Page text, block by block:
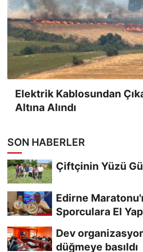
Elektrik Kablosundan
Altına Alındı
SON HABERLER
Çiftçinin Yüzü
Edirne
Sporculara El
Dev
düğmeye basıldı